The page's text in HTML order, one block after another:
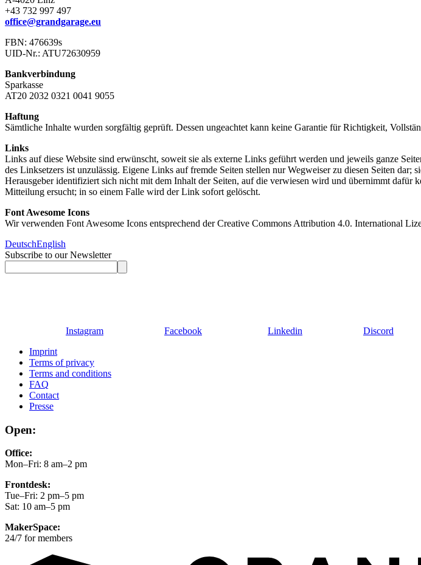
+43 732 997 497
office@grandgarage.eu
FBN: 476639s
UID-Nr.: ATU72630959
Bankverbindung
Sparkasse
AT20 2032 0321 0041 9055
Haftung
Sämtliche Inhalte wurden sorgfältig geprüft. Dessen ungeachtet kann keine Garantie für Richtigkeit,
Links
Links auf diese Website sind erwünscht, soweit sie als externe Links geführt werden und jeweils ganze
des Linksetzers ist unzulässig. Eigene Links auf fremde Seiten stellen nur Wegweiser zu diesen Seiten
Herausgeber identifiziert sich nicht mit dem Inhalt der Seiten, auf die verwiesen wird und übernimmt
Mitteilung ersucht; in so einem Falle wird der Link sofort gelöscht.
Font Awesome Icons
Wir verwenden Font Awesome Icons entsprechend der Creative Commons Attribution 4.0. International
DeutschEnglish
Subscribe to our Newsletter
Instagram Facebook Linkedin Discord
Imprint
Terms of privacy
Terms and conditions
FAQ
Contact
Presse
Open:
Office:
Mon–Fri: 8 am–2 pm
Frontdesk:
Tue–Fri: 2 pm–5 pm
Sat: 10 am–5 pm
MakerSpace:
24/7 for members